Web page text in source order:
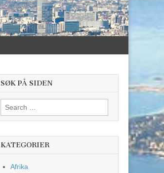
SØK PÅ SIDEN
Search
for:
KATEGORIER
Afrika